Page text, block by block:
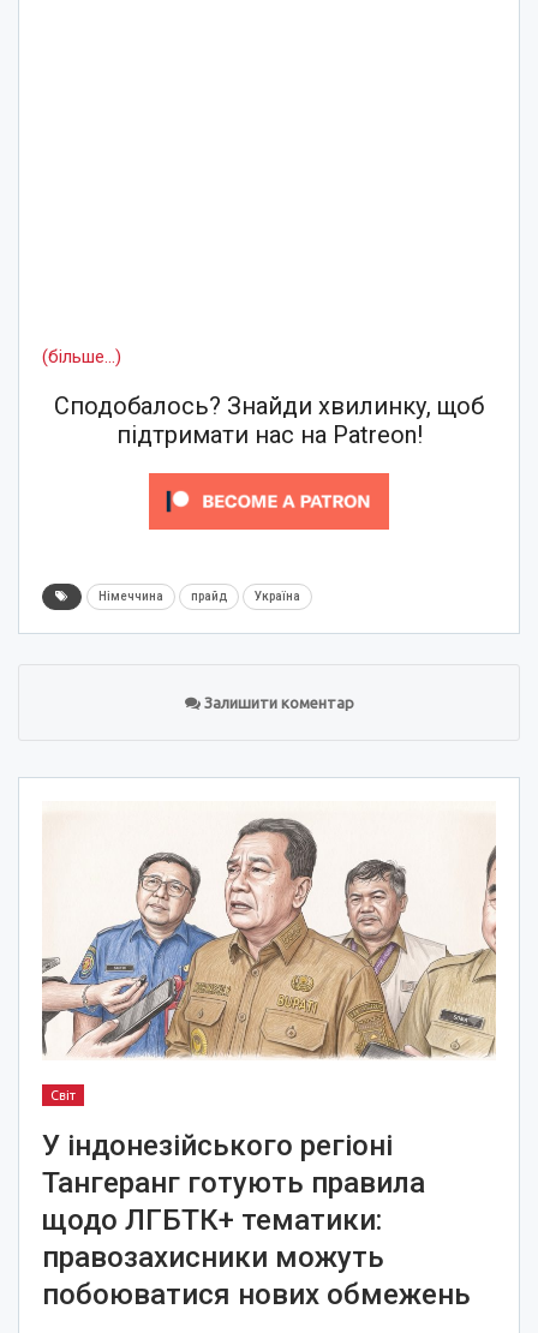
(більше…)
Сподобалось? Знайди хвилинку, щоб
підтримати нас на Patreon!
Німеччина прайд Україна
Залишити коментар
Світ
У індонезійського регіоні
Тангеранг готують правила
щодо ЛГБТК+ тематики:
правозахисники можуть
побоюватися нових обмежень